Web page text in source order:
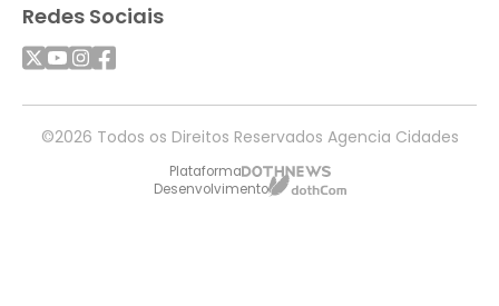
Redes Sociais
©2026 Todos os Direitos Reservados Agencia Cidades
Plataforma
Desenvolvimento